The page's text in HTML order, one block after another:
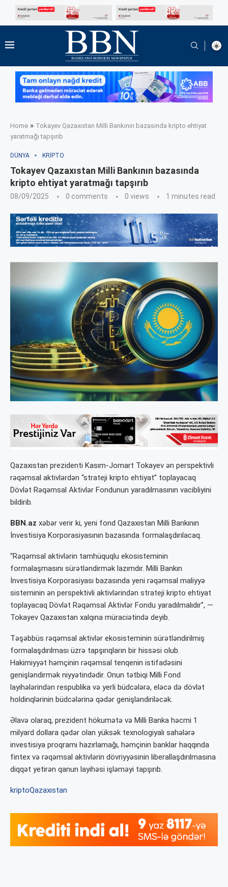
Home » Tokayev Qazaxıstan Milli Bankının bazasında kripto ehtiyat
yaratmağı tapşırıb
DÜNYA KRIPTO
Tokayev Qazaxıstan Milli Bankının bazasında
kripto ehtiyat yaratmağı tapşırıb
08/09/2025 0 comments 0 views 1 minutes read
Qazaxıstan prezidenti Kasım-Jomart Tokayev ən perspektivli
rəqəmsal aktivlərdən “strateji kripto ehtiyat” toplayacaq
Dövlət Rəqəmsal Aktivlər Fondunun yaradılmasının vacibliyini
bildirib.
BBN.az xəbər verir ki, yeni fond Qazaxıstan Milli Bankının
İnvestisiya Korporasiyasının bazasında formalaşdırılacaq.
“Rəqəmsal aktivlərin tamhüquqlu ekosisteminin
formalaşmasını sürətləndirmək lazımdır. Milli Bankın
İnvestisiya Korporasiyası bazasında yeni rəqəmsal maliyyə
sisteminin ən perspektivli aktivlərindən strateji kripto ehtiyat
toplayacaq Dövlət Rəqəmsal Aktivlər Fondu yaradılmalıdır”, —
Tokayev Qazaxıstan xalqına müraciətində deyib.
Təşəbbüs rəqəmsal aktivlər ekosisteminin sürətləndirilmiş
formalaşdırılması üzrə tapşırıqların bir hissəsi olub.
Hakimiyyət həmçinin rəqəmsal tenqenin istifadəsini
genişləndirmək niyyətindədir. Onun tətbiqi Milli Fond
layihələrindən respublika və yerli büdcələrə, eləcə də dövlət
holdinqlərinin büdcələrinə qədər genişləndiriləcək.
Əlavə olaraq, prezident hökumətə və Milli Banka həcmi 1
milyard dollara qədər olan yüksək texnologiyalı sahələrə
investisiya proqramı hazırlamağı, həmçinin banklar haqqında
fintex və rəqəmsal aktivlərin dövriyyəsinin liberallaşdırılmasına
diqqət yetirən qanun layihəsi işləməyi tapşırıb.
kriptoQazaxıstan